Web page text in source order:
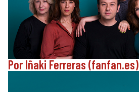
Por Iñaki Ferreras (fanfan.es)